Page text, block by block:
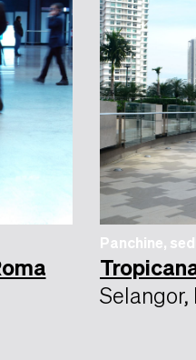
Panchine,
Selangor,